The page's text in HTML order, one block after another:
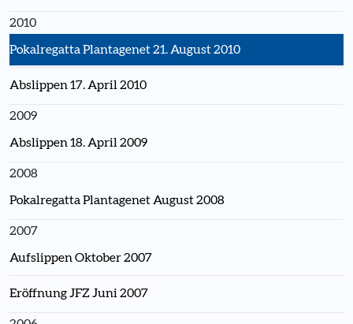
2010
Pokalregatta Plantagenet 21. August 2010
Abslippen 17. April 2010
2009
Abslippen 18. April 2009
2008
Pokalregatta Plantagenet August 2008
2007
Aufslippen Oktober 2007
Eröffnung JFZ Juni 2007